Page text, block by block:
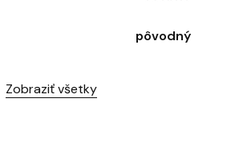
pôvodný
Zobraziť všetky